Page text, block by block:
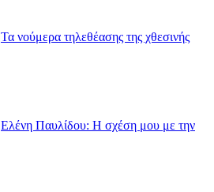
Τα νούμερα τηλεθέασης της χθεσινής
Ελένη Παυλίδου: Η σχέση μου με την